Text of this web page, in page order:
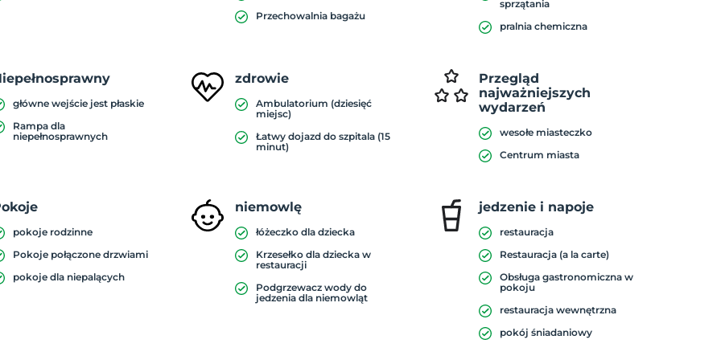
Przechowalnia bagażu
sprzątania
pralnia chemiczna
główne wejście jest płaskie
Rampa dla
niepełnosprawnych
zdrowie
Ambulatorium (dziesięć
miejsc)
Łatwy dojazd do szpitala (15
minut)
Przegląd
najważniejszych
wydarzeń
wesołe miasteczko
Centrum miasta
pokoje rodzinne
Pokoje połączone drzwiami
pokoje dla niepalących
niemowlę
łóżeczko dla dziecka
Krzesełko dla dziecka w
restauracji
Podgrzewacz wody do
jedzenia dla niemowląt
jedzenie i napoje
restauracja
Restauracja (a la carte)
Obsługa gastronomiczna w
pokoju
restauracja wewnętrzna
pokój śniadaniowy